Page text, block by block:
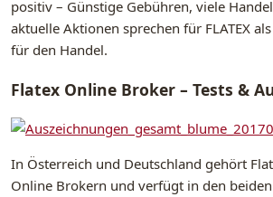
positiv – Günstige Gebühren, viele
aktuelle Aktionen sprechen für FLATEX
für den Handel.
Flatex Online Broker – Tests &
In Österreich und Deutschland gehört
Online Brokern und verfügt in den